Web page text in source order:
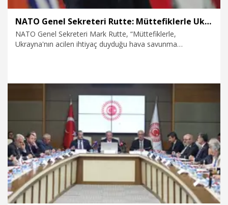
NATO Genel Sekreteri Rutte: Müttefiklerle Ukrayna'nın hava savunma ihtiyaçlarını görüştük
NATO Genel Sekreteri Mark Rutte, “Müttefiklerle,
Ukrayna'nın acilen ihtiyaç duyduğu hava savunma
6.08.2026 Dünya